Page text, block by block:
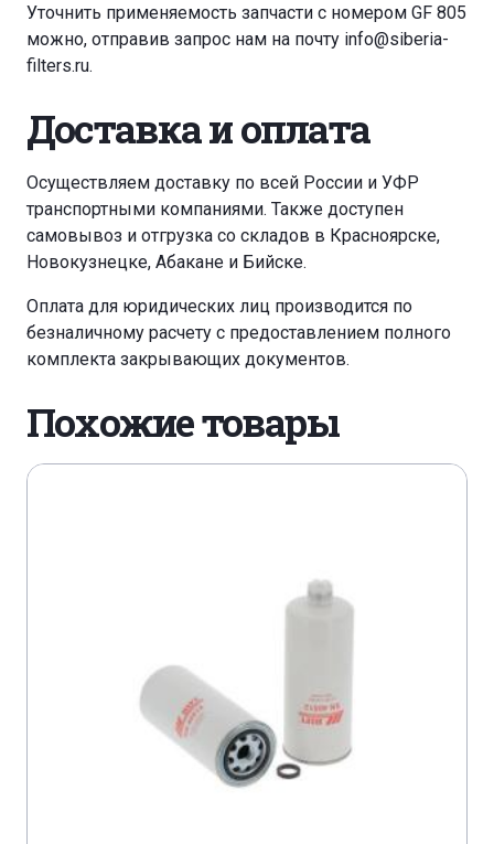
HYUNDAI ELANTRA 1,5 12V
HYUNDAI ELANTRA 1,6 I
HYUNDAI ELANTRA 1,6I 16V
HYUNDAI ELANTRA 1,8 16V
HYUNDAI ELANTRA 2,0I 16V HYUNDAI GETZ 1,4I
HYUNDAI TIBURON 2,0
SSANGYONG KORANDO 2,0
Уточнить применяемость запчасти с номером GF 805
можно, отправив запрос нам на почту info@siberia-
filters.ru.
Доставка и оплата
Осуществляем доставку по всей России и УФР
транспортными компаниями. Также доступен
самовывоз и отгрузка со складов в Красноярске,
Новокузнецке, Абакане и Бийске.
Оплата для юридических лиц производится по
безналичному расчету с предоставлением полного
комплекта закрывающих документов.
Похожие товары